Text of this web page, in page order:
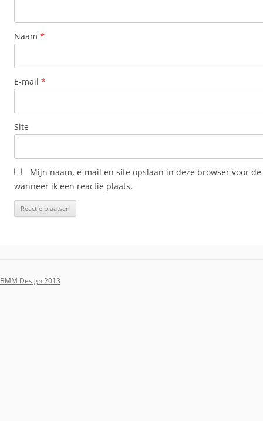
Naam *
E-mail *
Site
Mijn naam, e-mail en site opslaan in deze browser voor
wanneer ik een reactie plaats.
BMM Design 2013